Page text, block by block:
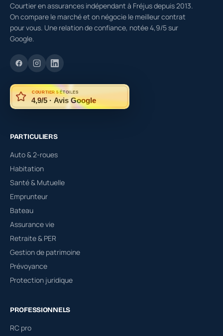
Courtier en assurances indépendant à Fréjus depuis 2013.
On compare le marché et on négocie le meilleur contrat
pour vous. Une relation de confiance, notée 4,9/5 sur
Google.
COURTIER 5 ÉTOILES
4,9/5 · Avis Google
PARTICULIERS
Auto & 2-roues
Habitation
Santé & Mutuelle
Emprunteur
Bateau
Assurance vie
Retraite & PER
Gestion de patrimoine
Prévoyance
Protection juridique
PROFESSIONNELS
RC pro